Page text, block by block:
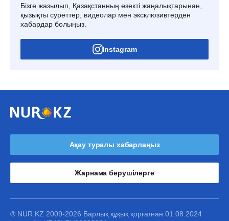
Бізге жазылып, Қазақстанның өзекті жаңалықтарынан,
қызықты суреттер, видеолар мен эксклюзивтерден
хабардар болыңыз.
Instagram
Ақау туралы хабарлаңыз
Жарнама берушілерге
® NUR.KZ 2009-2026 Барлық құқық қорғалған 01.08.2024